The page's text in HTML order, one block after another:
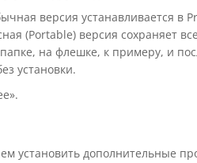
версия устанавливается в
(Portable) версия сохраняет
на флешке, к примеру, и
установки.
установить дополнительные